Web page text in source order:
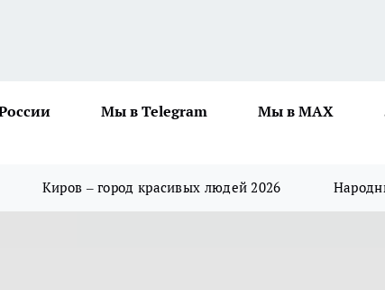
Мы в Telegram Мы в MAX
Киров – город красивых людей 2026